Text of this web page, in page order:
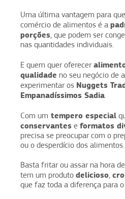
Uma última vantagem para
comércio de alimentos é a
porções, que podem ser
nas quantidades individuais.
E quem quer oferecer
qualidade no seu negócio de
experimentar os Nuggets
Empanadíssimos Sadia.
Com um tempero especial
conservantes e formatos
precisa se preocupar com o
ou o desperdício dos alimentos.
Basta fritar ou assar na hora
tem um produto delicioso,
que faz toda a diferença para